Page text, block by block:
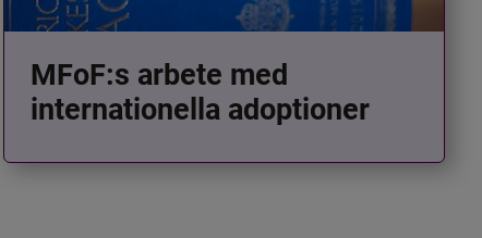
MFoF:s arbete med
internationella adoptioner